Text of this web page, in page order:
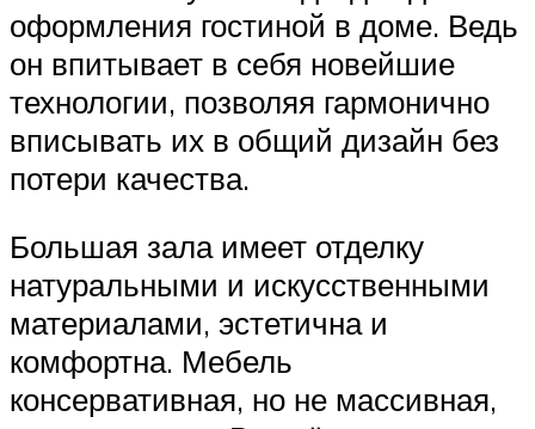
оформления гостиной в доме. Ведь
он впитывает в себя новейшие
технологии, позволяя гармонично
вписывать их в общий дизайн без
потери качества.
Большая зала имеет отделку
натуральными и искусственными
материалами, эстетична и
комфортна. Мебель
консервативная, но не массивная,